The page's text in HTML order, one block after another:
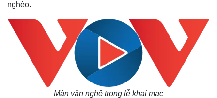
nghèo.
Màn văn nghệ trong lễ khai mạc